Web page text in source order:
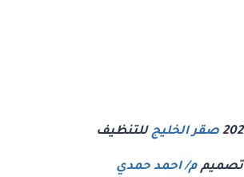
صقر الخليجللتنظيف
تصميمم/ احمد حمدي